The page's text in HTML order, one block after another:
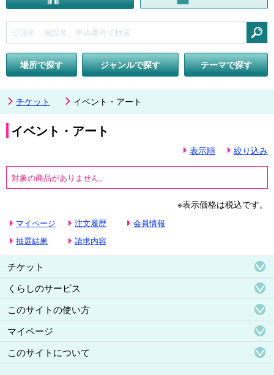
場所で探す
ジャンルで探す テーマで探す
チケット イベント・アート
イベント・アート
表示順 絞り込み
対象の商品がありません。
※表示価格は税込です。
マイページ 注文履歴
会員情報
抽選結果
請求内容
チケット
くらしのサービス
このサイトの使い方
マイページ
このサイトについて